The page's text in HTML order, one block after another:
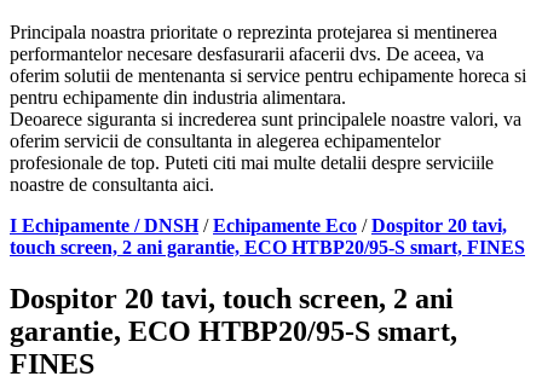
Principala noastra prioritate o reprezinta protejarea si mentinerea
performantelor necesare desfasurarii afacerii dvs. De aceea, va
oferim solutii de mentenanta si service pentru echipamente horeca si
pentru echipamente din industria alimentara.
Deoarece siguranta si increderea sunt principalele noastre valori, va
oferim servicii de consultanta in alegerea echipamentelor
profesionale de top. Puteti citi mai multe detalii despre serviciile
noastre de consultanta aici.
I Echipamente / DNSH/Echipamente Eco /Dospitor 20 tavi,
touch screen, 2 ani garantie, ECO HTBP20/95-S smart, FINES
Dospitor 20 tavi, touch screen, 2 ani
garantie, ECO HTBP20/95-S smart,
FINES